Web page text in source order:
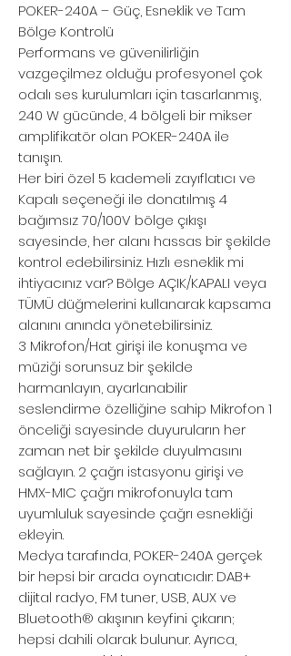
POKER-240A – Güç, Esneklik ve Tam
Bölge Kontrolü
Performans ve güvenilirliğin
vazgeçilmez olduğu profesyonel çok
odalı ses kurulumları için tasarlanmış,
240 W gücünde, 4 bölgeli bir mikser
amplifikatör olan POKER-240A ile
tanışın.
Her biri özel 5 kademeli zayıflatıcı ve
Kapalı seçeneği ile donatılmış 4
bağımsız 70/100V bölge çıkışı
sayesinde, her alanı hassas bir şekilde
kontrol edebilirsiniz. Hızlı esneklik mi
ihtiyacınız var? Bölge AÇIK/KAPALI veya
TÜMÜ düğmelerini kullanarak kapsama
alanını anında yönetebilirsiniz.
3 Mikrofon/Hat girişi ile konuşma ve
müziği sorunsuz bir şekilde
harmanlayın, ayarlanabilir
seslendirme özelliğine sahip Mikrofon 1
önceliği sayesinde duyuruların her
zaman net bir şekilde duyulmasını
sağlayın. 2 çağrı istasyonu girişi ve
HMX-MIC çağrı mikrofonuyla tam
uyumluluk sayesinde çağrı esnekliği
ekleyin.
Medya tarafında, POKER-240A gerçek
bir hepsi bir arada oynatıcıdır: DAB+
dijital radyo, FM tuner, USB, AUX ve
Bluetooth® akışının keyfini çıkarın;
hepsi dahili olarak bulunur. Ayrıca,